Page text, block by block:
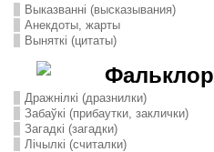
Выказванні (высказывания)
Анекдоты, жарты
Выняткі (цитаты)
Фальклор
Дражнілкі (дразнилки)
Забаўкі (прибаутки, заклички)
Загадкі (загадки)
Лічылкі (считалки)